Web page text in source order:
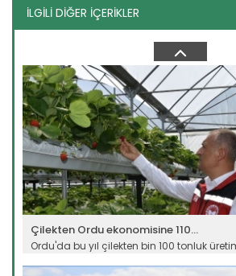
İLGİLİ DİĞER İÇERİKLER
Ayçiçeği üretimi destekle...
Aksaray'ın Eskil ilçesinde ayçiçeği üretimi,
Devamını Oku ->
Çilekten Ordu ekonomisine 110...
Ordu'da bu yıl çilekten bin 100 tonluk
Devamını Oku ->